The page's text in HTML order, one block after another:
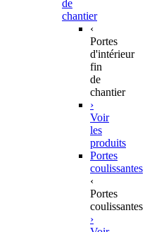
de
chantier
‹
Portes
d'intérieur
fin
de
chantier
›
Voir
les
produits
Portes
coulissantes
‹
Portes
coulissantes
›